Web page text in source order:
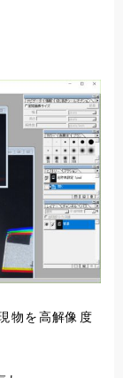
物を高解像度